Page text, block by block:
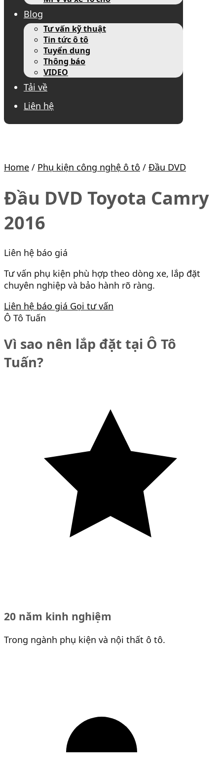
Blog
Tư vấn kỹ thuật
Tin tức ô tô
Tuyển dụng
Thông báo
VIDEO
Tải về
Liên hệ
Home / Phụ kiện công nghệ ô tô / Đầu DVD
Đầu DVD Toyota Camry
2016
Liên hệ báo giá
Tư vấn phụ kiện phù hợp theo dòng xe, lắp đặt
chuyên nghiệp và bảo hành rõ ràng.
Liên hệ báo giá Gọi tư vấn
Ô Tô Tuấn
Vì sao nên lắp đặt tại Ô Tô
Tuấn?
20 năm kinh nghiệm
Trong ngành phụ kiện và nội thất ô tô.